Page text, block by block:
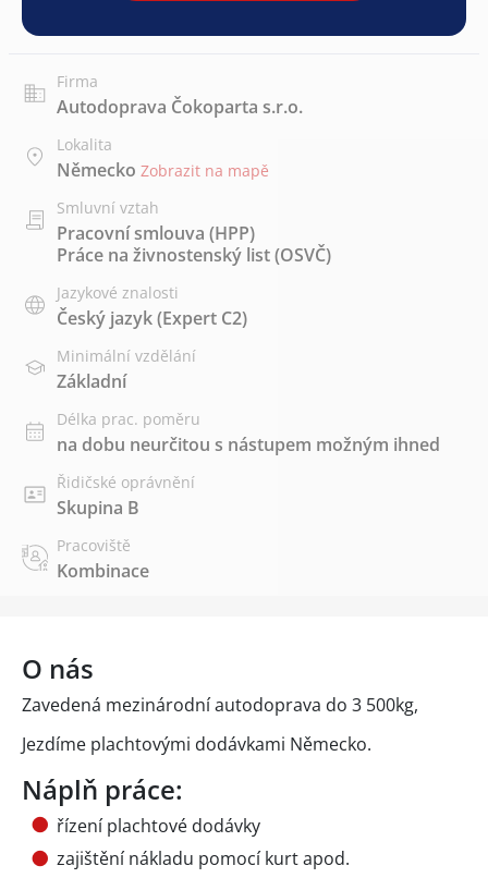
Firma
Autodoprava Čokoparta s.r.o.
Lokalita
Německo Zobrazit na mapě
Smluvní vztah
Pracovní smlouva (HPP)
Práce na živnostenský list (OSVČ)
Jazykové znalosti
Český jazyk(Expert C2)
Minimální vzdělání
Základní
Délka prac. poměru
na dobu neurčitou s nástupem možným ihned
Řidičské oprávnění
Skupina B
Pracoviště
Kombinace
O nás
Zavedená mezinárodní autodoprava do 3 500kg,
Jezdíme plachtovými dodávkami Německo.
Náplň práce:
řízení plachtové dodávky
zajištění nákladu pomocí kurt apod.